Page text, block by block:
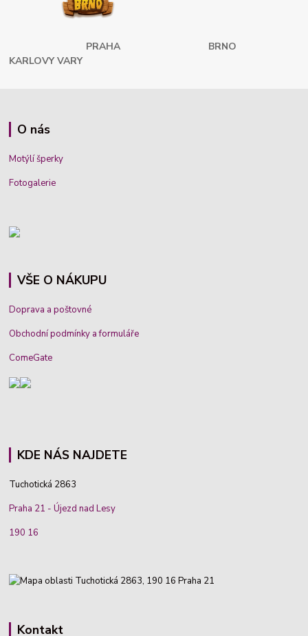
PRAHA
BRNO
KARLOVY VARY
O nás
Motýlí šperky
Fotogalerie
VŠE O NÁKUPU
Doprava a poštovné
Obchodní podmínky a formuláře
ComeGate
KDE NÁS NAJDETE
Tuchotická 2863
Praha 21 - Újezd nad Lesy
190 16
Kontakt